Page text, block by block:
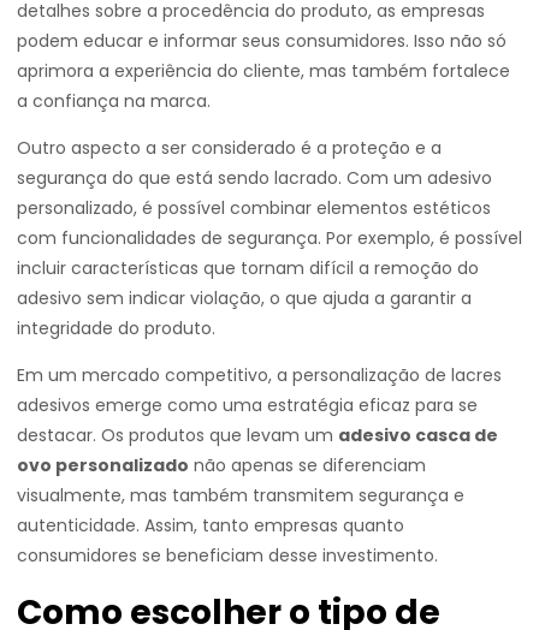
detalhes sobre a procedência do produto, as empresas
podem educar e informar seus consumidores. Isso não só
aprimora a experiência do cliente, mas também fortalece
a confiança na marca.
Outro aspecto a ser considerado é a proteção e a
segurança do que está sendo lacrado. Com um adesivo
personalizado, é possível combinar elementos estéticos
com funcionalidades de segurança. Por exemplo, é possível
incluir características que tornam difícil a remoção do
adesivo sem indicar violação, o que ajuda a garantir a
integridade do produto.
Em um mercado competitivo, a personalização de lacres
adesivos emerge como uma estratégia eficaz para se
destacar. Os produtos que levam um adesivo casca de
ovo personalizado não apenas se diferenciam
visualmente, mas também transmitem segurança e
autenticidade. Assim, tanto empresas quanto
consumidores se beneficiam desse investimento.
Como escolher o tipo de